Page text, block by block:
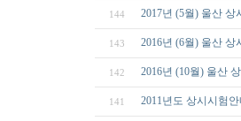
144 2017년 (5월) 울산
143 2016년 (6월) 울산
142 2016년 (10월) 울산
141 2011년도 상시시험